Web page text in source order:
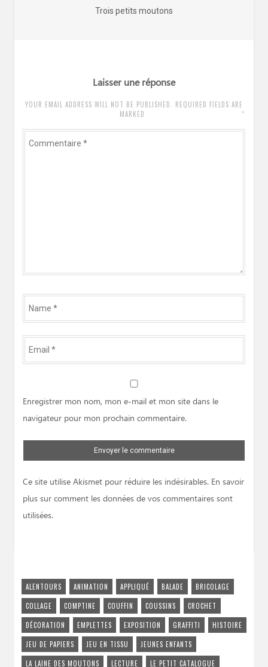
Article
Trois petits moutons
Laisser une réponse
YOUR EMAIL ADDRESS WILL NOT BE PUBLISHED. REQUIRED FIELDS ARE
MARKED
*
Commentaire
Name
*
Email
*
Enregistrer mon nom, mon e-mail et mon site dans le
navigateur pour mon prochain commentaire.
Ce site utilise Akismet pour réduire les indésirables. En savoir
plus sur comment les données de vos commentaires sont
utilisées.
ALENTOURS ANIMATION APPLIQUÉ BALADE
BRICOLAGE
COLLAGE
COMPTINE COUFFIN COUSSINS
CROCHET
DÉCORATION
EMPLETTES EXPOSITION GRAFFITI
HISTOIRE
JEU DE PAPIERS
JEU EN TISSU
JEUNES ENFANTS
LA LAINE DES MOUTONS
LECTURE LE PETIT CATALOGUE